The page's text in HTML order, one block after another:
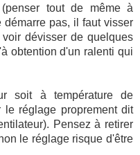
tout de même à
démarre pas, il faut visser
dévisser de quelques
obtention d'un ralenti qui
soit à température de
le réglage proprement dit
Pensez à retirer
le réglage risque d'être